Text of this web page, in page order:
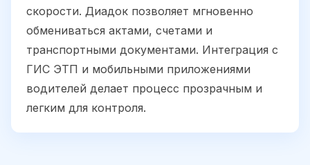
скорости. Диадок позволяет мгновенно
обмениваться актами, счетами и
транспортными документами. Интеграция с
ГИС ЭТП и мобильными приложениями
водителей делает процесс прозрачным и
легким для контроля.